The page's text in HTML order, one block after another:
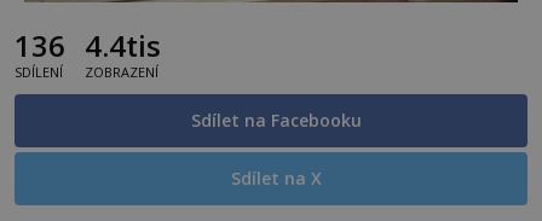
136
SDÍLENÍ
4.4tis
ZOBRAZENÍ
Sdílet na Facebooku
Sdílet na X